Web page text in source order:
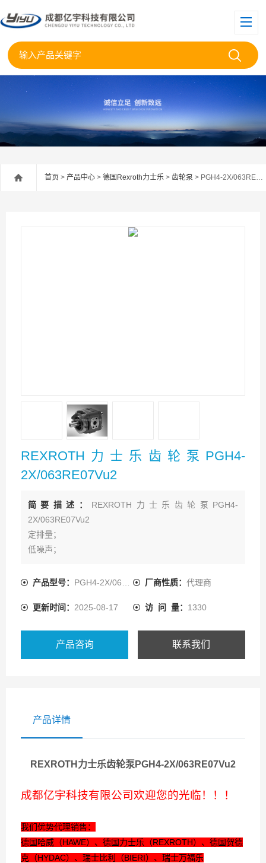
首页 > 产品中心 > 德国Rexroth力士乐 > 齿轮泵 > PGH4-2X/063RE07VU2REXROTH力士乐齿轮泵PGH4-2X/063RE07Vu2
REXROTH力士乐齿轮泵PGH4-
2X/063RE07Vu2
简要描述： REXROTH力士乐齿轮泵PGH4-
2X/063RE07Vu2
定排量；
低噪声；
由于采用间隙密封的补偿即使在低速和低粘度油液时也有
适用于广范围的各种粘度和转速；
能和PGH型内齿轮泵、轴向柱塞泵和叶片泵组成多联泵；
产品型号： PGH4-2X/063RE07VU2 厂商性质： 代理商
更新时间： 2025-08-17 访 问 量： 1330
产品咨询 联系我们
产品详情
REXROTH力士乐齿轮泵PGH4-2X/063RE07Vu2
成都亿宇科技有限公司欢迎您的光临！！！
我们优势代理销售：
德国哈威（HAWE）、德国力士乐（REXROTH）、德国贺德
克（HYDAC）、瑞士比利（BIERI）、瑞士万福乐